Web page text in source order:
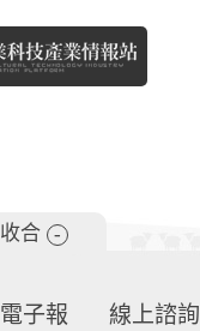
收合 -
電子報 線上諮詢